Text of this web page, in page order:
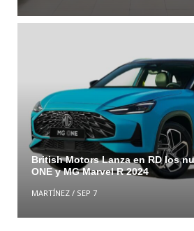
British Motors Lanza en RD los
ONE y MG Marvel R 2024
MARTÍNEZ/ SEP 7